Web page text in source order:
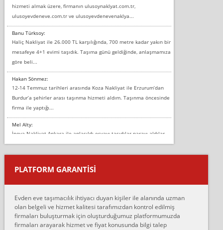
hizmeti almak üzere, firmanın ulusoynaklyat.com.tr,
ulusoyevdeneve.com.tr ve ulusoyevdenevenaklya...
Banu Türksoy:
Haliç Nakliyat ile 26.000 TL karşılığında, 700 metre kadar yakın bir
mesafeye 4+1 evimi taşıdık. Taşıma günü geldiğinde, anlaşmamıza
göre beli...
Hakan Sönmez:
12-14 Temmuz tarihleri arasında Koza Nakliyat ile Erzurum’dan
Burdur’a şehirler arası taşınma hizmeti aldım. Taşınma öncesinde
firma ile yaptığı...
Mel Alty:
İnova Nakliyat Ankara ile anlaşıldı eşyayı taşıdılar parayı aldılar.
Salon duvarına bir baktım birisi boydan alüminyum renkli bantı
yapıştırm...
Murat:
çalıştıklarını, müş...
Ahmet:
Lüleburgaz güngünes evden eve naklyat eşyalarımı taşımak için
PLATFORM GARANTİSİ
Evden eve taşımacılık ihtiyacı duyan kişiler ile alanında uzman
olan belgeli ve hizmet kalitesi tarafımızdan kontrol edilmiş
firmaları buluşturmak için oluşturduğumuz platformumuzda
firmaları arayarak hizmet ve fiyat konusunda bilgi talep